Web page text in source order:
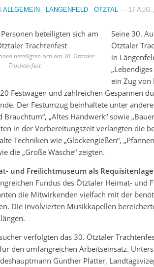
ALLGEMEIN · LÄNGENFELD · ÖTZTAL — 17
beteiligten sich am 30. Ötztaler
Trachtenfest.
Seine 30.
Ötztaler
in
ein Zug
Festwägen und zahlreichen Gespannen
Der Festumzug beinhaltete unter
Brauchtum“, „Altes Handwerk“ sowie
in der Vorbereitungszeit verlangten die
Techniken wie „Glockengießen“,
die „Große Wäsche“ zeigten.
und Freilichtmuseum als
Fundus des Ötztaler Heimat- und
die Mitwirkenden vielfach mit der
Die involvierten Musikkapellen
verfolgten das 30. Ötztaler
den umfangreichen Arbeitseinsatz.
Günther Platter,